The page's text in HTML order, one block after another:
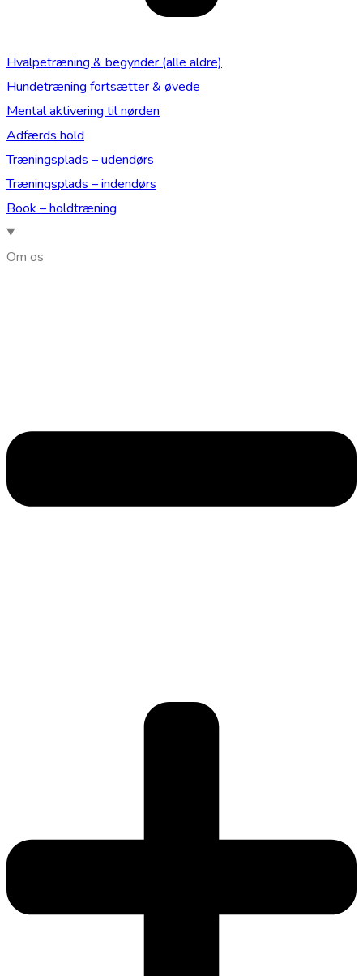
Hvalpetræning & begynder (alle aldre)
Hundetræning fortsætter & øvede
Mental aktivering til nørden
Adfærds hold
Træningsplads – udendørs
Træningsplads – indendørs
Book – holdtræning
Om os